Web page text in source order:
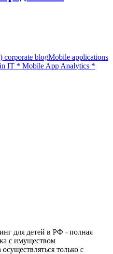
corporate blogMobile applications
IT * Mobile App Analytics *
для детей в РФ - полная
с имуществом
только с